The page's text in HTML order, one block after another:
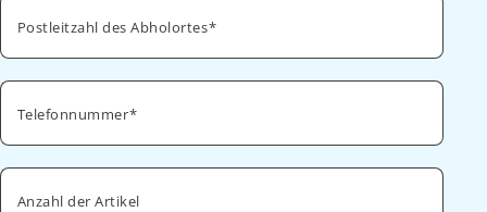
Postleitzahl des Abholortes
Telefonnummer
Anzahl der Artikel